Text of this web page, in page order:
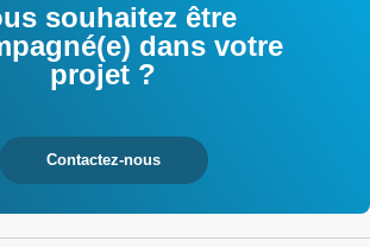
souhaitez être
dans votre
projet ?
Contactez-nous